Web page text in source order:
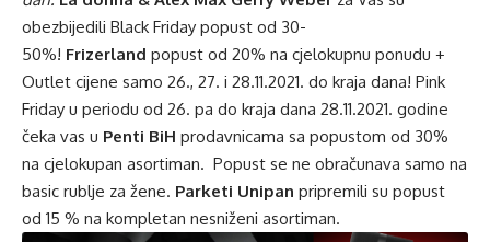
obezbijedili Black Friday popust od 30-
50%! Frizerland popust od 20% na cjelokupnu ponudu +
Outlet cijene samo 26., 27. i 28.11.2021. do kraja dana! Pink
Friday u periodu od 26. pa do kraja dana 28.11.2021. godine
čeka vas u Penti BiH prodavnicama sa popustom od 30%
na cjelokupan asortiman. Popust se ne obračunava samo na
basic rublje za žene. Parketi Unipan pripremili su popust
od 15 % na kompletan nesniženi asortiman.